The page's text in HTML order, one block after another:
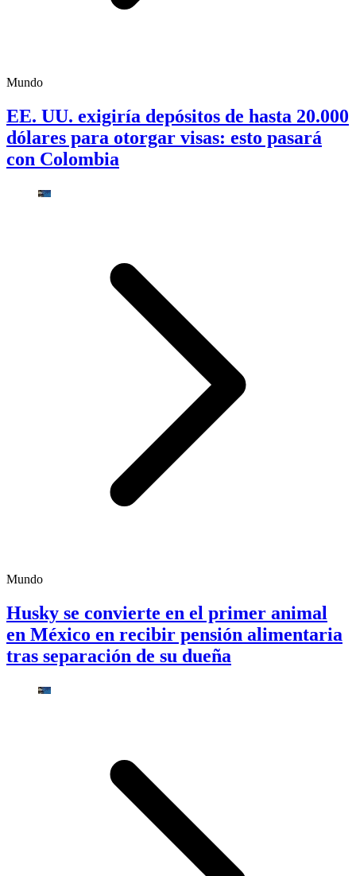
Mundo
EE. UU. exigiría depósitos de hasta 20.000
dólares para otorgar visas: esto pasará
con Colombia
Mundo
Husky se convierte en el primer animal
en México en recibir pensión alimentaria
tras separación de su dueña